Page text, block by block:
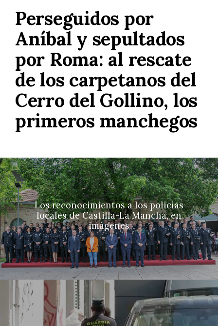
Perseguidos por
Aníbal y sepultados
por Roma: al rescate
de los carpetanos del
Cerro del Gollino, los
primeros manchegos
Los reconocimientos a los policías
locales de Castilla-La Mancha, en
imágenes